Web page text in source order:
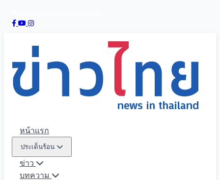
หน้าแรก
ประเด็นร้อน
ข่าว
บทความ